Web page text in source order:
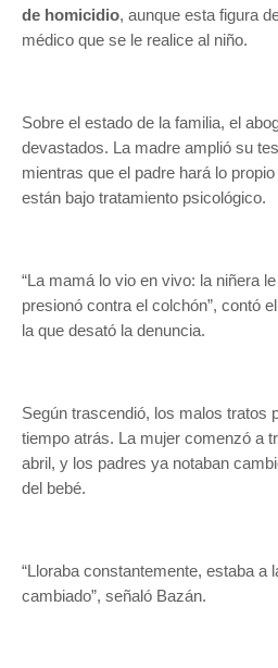
de homicidio, aunque esta figura
médico que se le realice al niño.
Sobre el estado de la familia, el
devastados. La madre amplió su
mientras que el padre hará lo
están bajo tratamiento psicológico.
“La mamá lo vio en vivo: la niñera
presionó contra el colchón”, contó
la que desató la denuncia.
Según trascendió, los malos tratos
tiempo atrás. La mujer comenzó a
abril, y los padres ya notaban
del bebé.
“Lloraba constantemente, estaba a
cambiado”, señaló Bazán.